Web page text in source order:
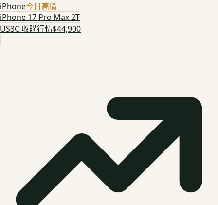
iPhone今日高價
iPhone 17 Pro Max 2T
US3C 收購行情$44,900